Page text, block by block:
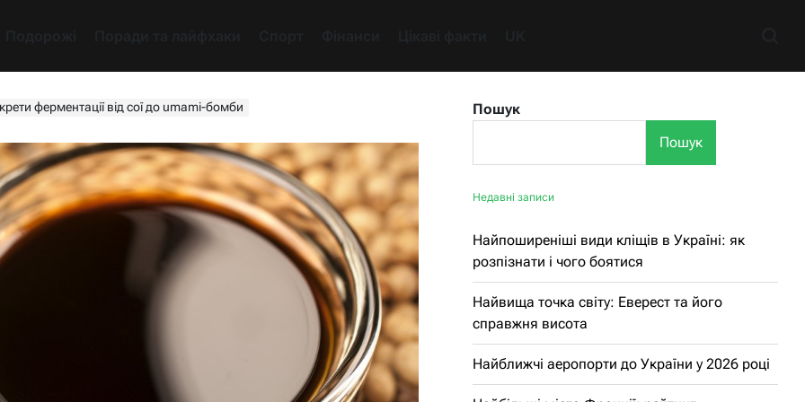
ферментації від сої до umami-бомби
Пошук
Пошук
Недавні записи
Найпоширеніші види кліщів в Україні: як
розпізнати і чого боятися
Найвища точка світу: Еверест та його
справжня висота
Найближчі аеропорти до України у 2026 році